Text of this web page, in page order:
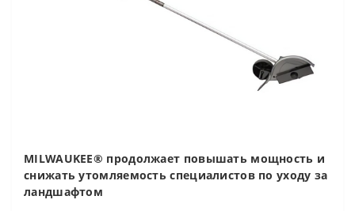
MILWAUKEE® продолжает повышать мощность и
снижать утомляемость специалистов по уходу за
ландшафтом